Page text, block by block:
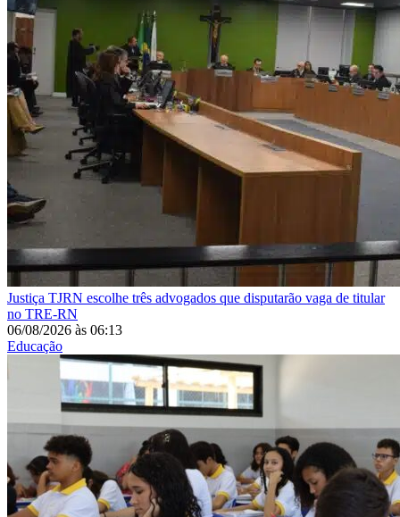
Justiça TJRN escolhe três advogados que disputarão vaga de titular
no TRE-RN
06/08/2026 às 06:13
Educação